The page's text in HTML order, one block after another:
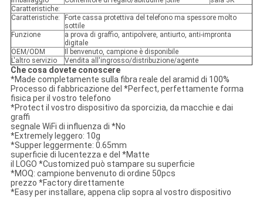
Caratteristiche:
Caratteristiche:
Forte cassa protettiva del telefono ma spessore molto
sottile
Funzione
a prova di graffio, antipolvere, antiurto, anti-impronta
digitale
OEM/ODM
Il benvenuto, campione è disponibile
L'altro servizio
Vendita all'ingrosso/distribuzione/agente
Che cosa dovete conoscere
*Made completamente sulla fibra reale del aramid di 100%
Processo di fabbricazione del *Perfect, perfettamente forma
fisica per il vostro telefono
*Protect il vostro dispositivo da sporcizia, da macchie e dai
graffi
segnale WiFi di influenza di *No
*Extremely leggero: 10g
*Supper leggermente: 0.65mm
superficie di lucentezza e del *Matte
il LOGO *Customized può stampare su superficie
*MOQ: campione benvenuto di ordine 50pcs
prezzo *Factory direttamente
*Easy per installare, appena clip sopra al vostro dispositivo